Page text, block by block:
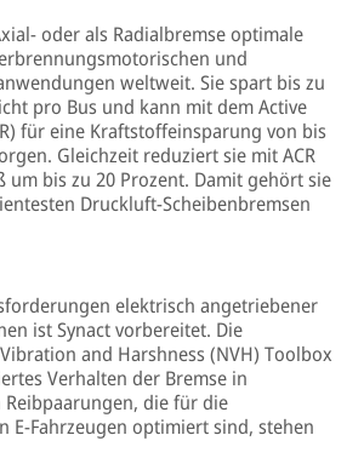
oder als Radialbremse optimale
und
weltweit. Sie spart bis zu
pro Bus und kann mit dem Active
für eine Kraftstoffeinsparung von bis
Gleichzeit reduziert sie mit ACR
um bis zu 20 Prozent. Damit gehört sie
Druckluft-Scheibenbremsen
elektrisch angetriebener
ist Synact vorbereitet. Die
and Harshness (NVH) Toolbox
Verhalten der Bremse in
die für die
E-Fahrzeugen optimiert sind, stehen